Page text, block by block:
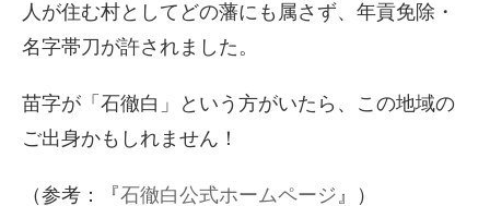
人が住む村としてどの藩にも属さず、年貢免除・
名字帯刀が許されました。
苗字が「石徹白」という方がいたら、この地域の
ご出身かもしれません！
（参考：『石徹白公式ホームページ』）